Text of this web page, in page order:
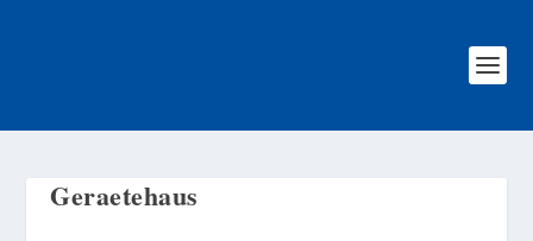
Geraetehaus